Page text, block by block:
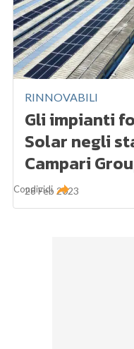
RINNOVABILI
Gli impianti
Solar negli
Campari
28 Feb 2023
Condividi